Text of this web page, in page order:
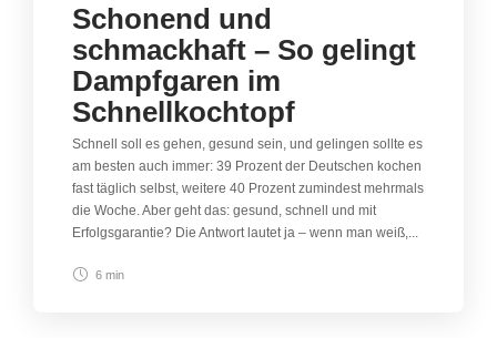
Schonend und
schmackhaft – So gelingt
Dampfgaren im
Schnellkochtopf
Schnell soll es gehen, gesund sein, und gelingen sollte es
am besten auch immer: 39 Prozent der Deutschen kochen
fast täglich selbst, weitere 40 Prozent zumindest mehrmals
die Woche. Aber geht das: gesund, schnell und mit
Erfolgsgarantie? Die Antwort lautet ja – wenn man weiß,...
6 min